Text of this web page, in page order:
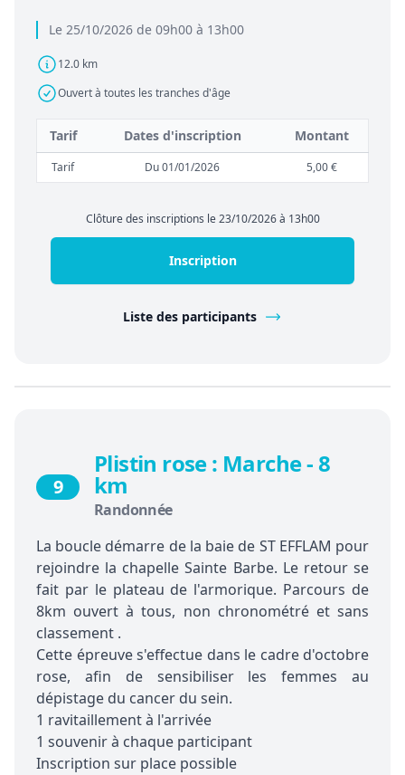
Le 25/10/2026 de 09h00 à 13h00
12.0 km
Ouvert à toutes les tranches d'âge
Tarif Dates d'inscription Montant
Tarif Du 01/01/2026 5,00 €
Clôture des inscriptions le 23/10/2026 à 13h00
Inscription
Liste des participants
9
Plistin rose : Marche - 8
km
Randonnée
La boucle démarre de la baie de ST EFFLAM pour
rejoindre la chapelle Sainte Barbe. Le retour se
fait par le plateau de l'armorique. Parcours de
8km ouvert à tous, non chronométré et sans
classement .
Cette épreuve s'effectue dans le cadre d'octobre
rose, afin de sensibiliser les femmes au
dépistage du cancer du sein.
1 ravitaillement à l'arrivée
1 souvenir à chaque participant
Inscription sur place possible